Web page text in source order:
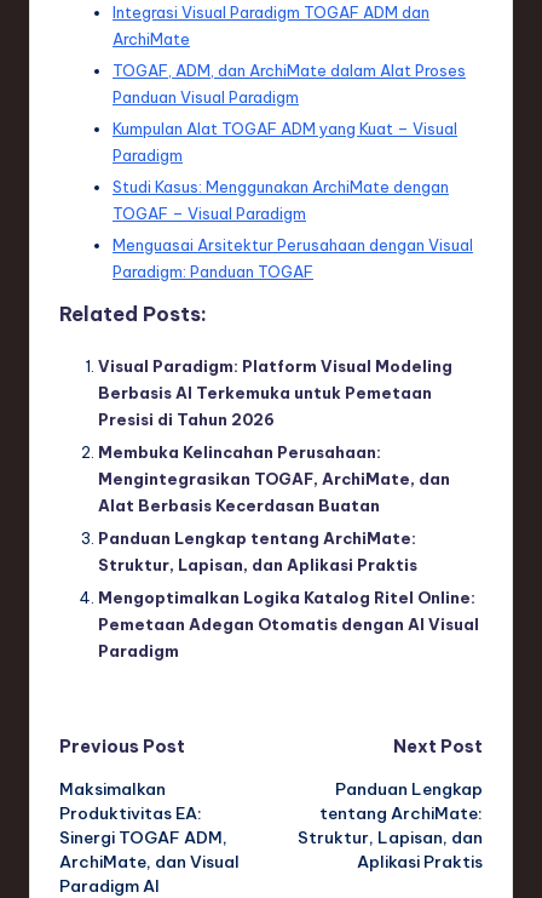
Integrasi Visual Paradigm TOGAF ADM dan
ArchiMate
TOGAF, ADM, dan ArchiMate dalam Alat Proses
Panduan Visual Paradigm
Kumpulan Alat TOGAF ADM yang Kuat – Visual
Paradigm
Studi Kasus: Menggunakan ArchiMate dengan
TOGAF – Visual Paradigm
Menguasai Arsitektur Perusahaan dengan Visual
Paradigm: Panduan TOGAF
Related Posts:
Visual Paradigm: Platform Visual Modeling
Berbasis AI Terkemuka untuk Pemetaan
Presisi di Tahun 2026
Membuka Kelincahan Perusahaan:
Mengintegrasikan TOGAF, ArchiMate, dan
Alat Berbasis Kecerdasan Buatan
Panduan Lengkap tentang ArchiMate:
Struktur, Lapisan, dan Aplikasi Praktis
Mengoptimalkan Logika Katalog Ritel Online:
Pemetaan Adegan Otomatis dengan AI Visual
Paradigm
Post
navigation
Previous Post
Maksimalkan
Produktivitas EA:
Sinergi TOGAF ADM,
ArchiMate, dan Visual
Paradigm AI
Next Post
Panduan Lengkap
tentang ArchiMate:
Struktur, Lapisan, dan
Aplikasi Praktis